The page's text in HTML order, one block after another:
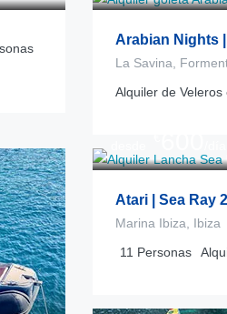
Arabian Nights
La Savina,
Alquiler de Veleros
Atari | Sea Ray
Marina Ibiza, Ibiza
11 Personas